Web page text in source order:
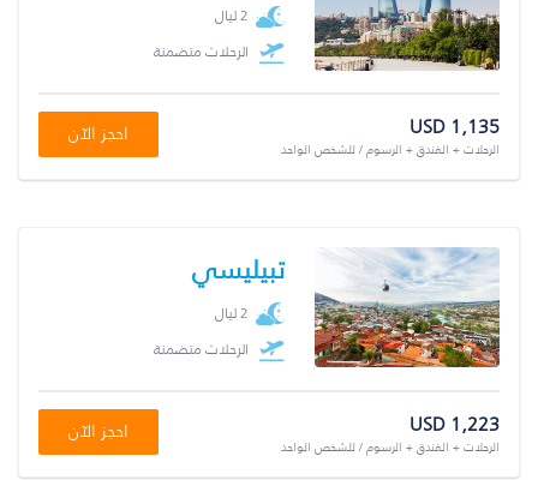
2 ليال
الرحلات متضمنة
USD 1,135
الرحلات + الفندق + الرسوم / للشخص الواحد
احجز الآن
تبيليسي
2 ليال
الرحلات متضمنة
USD 1,223
الرحلات + الفندق + الرسوم / للشخص الواحد
احجز الآن